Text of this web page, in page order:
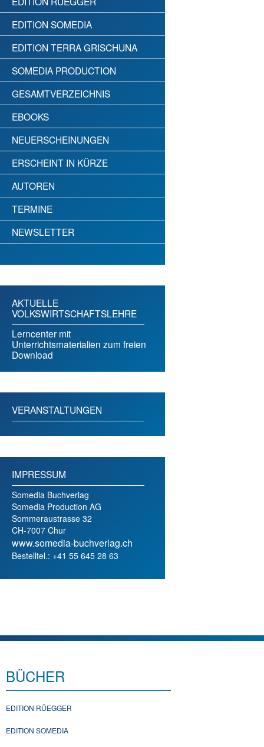
EDITION SOMEDIA
EDITION TERRA GRISCHUNA
SOMEDIA PRODUCTION
GESAMTVERZEICHNIS
EBOOKS
NEUERSCHEINUNGEN
ERSCHEINT IN KÜRZE
AUTOREN
TERMINE
NEWSLETTER
AKTUELLE
VOLKSWIRTSCHAFTSLEHRE
Lerncenter mit
Unterrichtsmaterialien zum freien
Download
VERANSTALTUNGEN
IMPRESSUM
Somedia Buchverlag
Somedia Production AG
Sommeraustrasse 32
CH-7007 Chur
www.somedia-buchverlag.ch
Bestelltel.: +41 55 645 28 63
BÜCHER
EDITION RÜEGGER
EDITION SOMEDIA